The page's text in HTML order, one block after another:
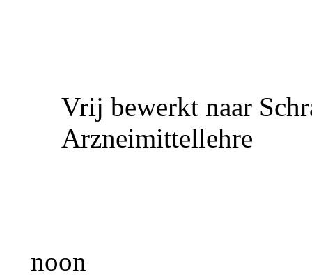
Vrij bewerkt naar
Arzneimittellehre
noon